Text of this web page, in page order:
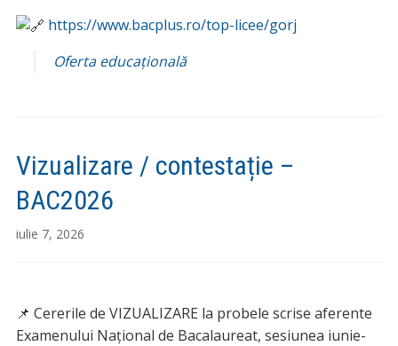
https://www.bacplus.ro/top-licee/gorj
Oferta educațională
Vizualizare / contestație –
BAC2026
iulie 7, 2026
📌 Cererile de VIZUALIZARE la probele scrise aferente
Examenului Național de Bacalaureat, sesiunea iunie-